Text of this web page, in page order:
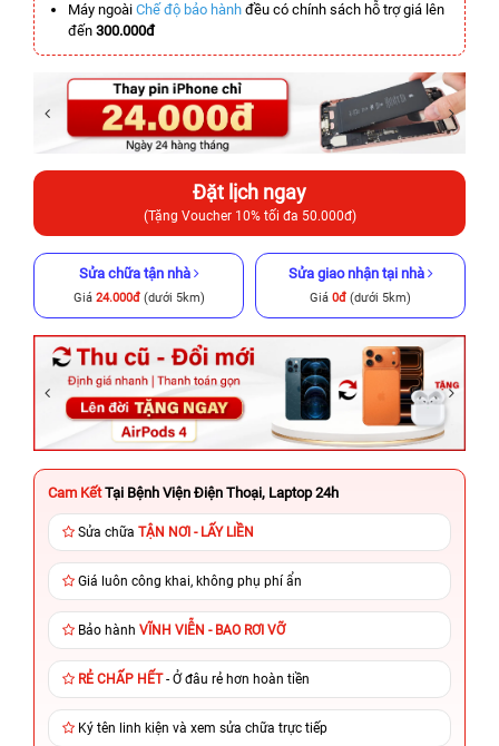
Máy ngoài Chế độ bảo hành đều có chính sách hỗ trợ giá lên
đến 300.000đ
Đặt lịch ngay
(Tặng Voucher 10% tối đa 50.000đ)
Sửa chữa tận nhà
Giá 24.000đ(dưới 5km)
Sửa giao nhận tại nhà
Giá 0đ (dưới 5km)
Cam Kết Tại Bệnh Viện Điện Thoại, Laptop 24h
Sửa chữa TẬN NƠI - LẤY LIỀN
Giá luôn công khai, không phụ phí ẩn
Bảo hành VĨNH VIỄN - BAO RƠI VỠ
RẺ CHẤP HẾT- Ở đâu rẻ hơn hoàn tiền
Ký tên linh kiện và xem sửa chữa trực tiếp